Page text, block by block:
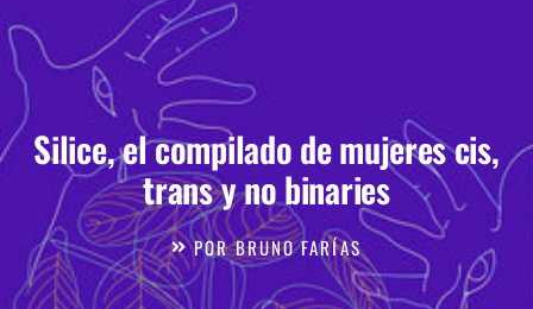
Silice, el compilado de mujeres cis,
trans y no binaries
PORBRUNO FARÍAS